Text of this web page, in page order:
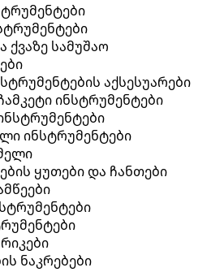
ქვაზე სამუშაო
აქსესუარები
ინსტრუმენტები
ინსტრუმენტები
ყუთები და ჩანთები
ნაკრებები